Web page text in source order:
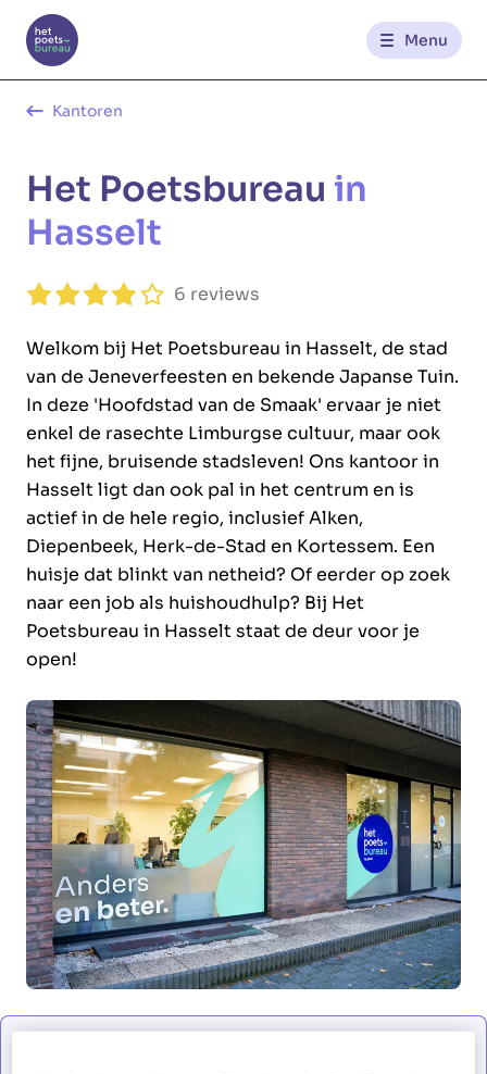
Menu
Glowi Glowi Jobs Het Poetsbureau
Kantoren
Werknemerszone
Klantenzone
Kantoren
Het Poetsbureau in
Hasselt
6 reviews
Welkom bij Het Poetsbureau in Hasselt, de stad
van de Jeneverfeesten en bekende Japanse Tuin.
In deze 'Hoofdstad van de Smaak' ervaar je niet
enkel de rasechte Limburgse cultuur, maar ook
het fijne, bruisende stadsleven! Ons kantoor in
Hasselt ligt dan ook pal in het centrum en is
actief in de hele regio, inclusief Alken,
Diepenbeek, Herk-de-Stad en Kortessem. Een
huisje dat blinkt van netheid? Of eerder op zoek
naar een job als huishoudhulp? Bij Het
Poetsbureau in Hasselt staat de deur voor je
open!